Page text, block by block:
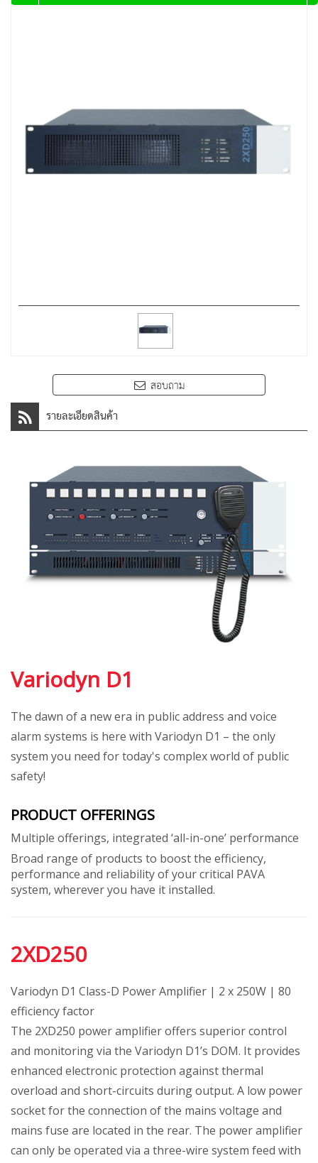
สอบถาม
รายละเอียดสินค้า
Variodyn D1
The dawn of a new era in public address and voice
alarm systems is here with Variodyn D1 – the only
system you need for today's complex world of public
safety!
PRODUCT OFFERINGS
Multiple offerings, integrated ‘all-in-one’ performance
Broad range of products to boost the efficiency,
performance and reliability of your critical PAVA
system, wherever you have it installed.
2XD250
Variodyn D1 Class-D Power Amplifier | 2 x 250W | 80
efficiency factor
The 2XD250 power amplifier offers superior control
and monitoring via the Variodyn D1’s DOM. It provides
enhanced electronic protection against thermal
overload and short-circuits during output. A low power
socket for the connection of the mains voltage and
mains fuse are located in the rear. The power amplifier
can only be operated via a three-wire system feed with